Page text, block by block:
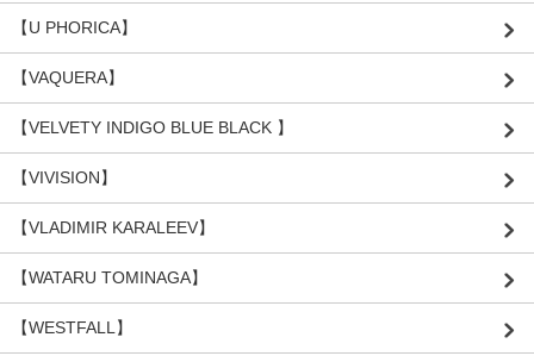
【U PHORICA】
【VAQUERA】
【VELVETY INDIGO BLUE BLACK 】
【VIVISION】
【VLADIMIR KARALEEV】
【WATARU TOMINAGA】
【WESTFALL】